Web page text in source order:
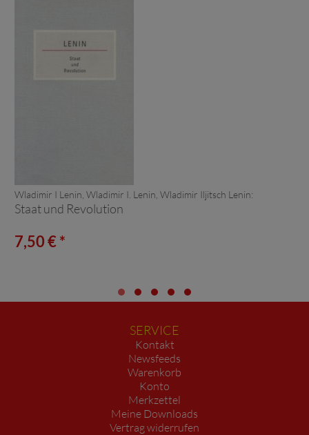
Wladimir I Lenin, Wladimir I. Lenin, Wladimir Iljitsch Lenin:
Staat und Revolution
7,50 € *
SERVICE
Kontakt
Newsfeeds
Warenkorb
Konto
Merkzettel
Meine Downloads
Vertrag widerrufen